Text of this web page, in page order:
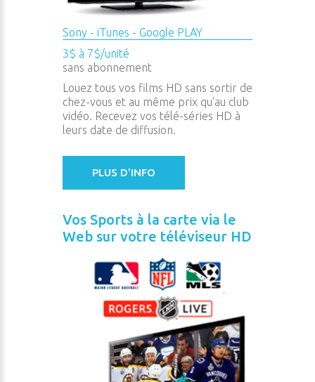
Sony - iTunes - Google PLAY
3$ à 7$/unité
sans abonnement
Louez tous vos films HD sans sortir de
chez-vous et au même prix qu'au club
vidéo. Recevez vos télé-séries HD à
leurs date de diffusion.
PLUS D'INFO
Vos Sports à la carte via le
Web sur votre téléviseur HD